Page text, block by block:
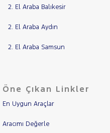
2. El Araba Balıkesir
2. El Araba Aydın
2. El Araba Samsun
Öne Çıkan Linkler
En Uygun Araçlar
Aracımı Değerle